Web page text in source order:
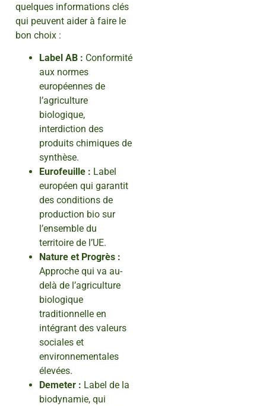
quelques informations clés
qui peuvent aider à faire le
bon choix :
Label AB : Conformité
aux normes
européennes de
l’agriculture
biologique,
interdiction des
produits chimiques de
synthèse.
Eurofeuille : Label
européen qui garantit
des conditions de
production bio sur
l’ensemble du
territoire de l’UE.
Nature et Progrès :
Approche qui va au-
delà de l’agriculture
biologique
traditionnelle en
intégrant des valeurs
sociales et
environnementales
élevées.
Demeter : Label de la
biodynamie, qui